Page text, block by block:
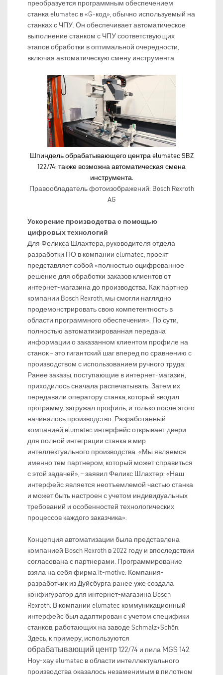
преобразуется программным обеспечением
станка elumatec в «G-код», обычно используемый на
станках с ЧПУ. Он обеспечивает автоматическое
выполнение станком с ЧПУ соответствующих
этапов обработки в оптимальной очередности,
включая автоматическую смену инструмента.
Шпиндель обрабатывающего центра elumatec SBZ
122/74: также возможна автоматическая смена
инструмента.
Правообладатель фотоизображений: Bosch Rexroth
AG
Ускорение производства с помощью
цифровых технологий
Для Феликса Шлахтера, руководителя отдела
разработки ПО в компании elumatec, проект
представляет собой «полностью оцифрованное
решение для обработки заказов клиентов от
интернет-магазина до производства. Как партнер
компании Bosch Rexroth, мы смогли наглядно
продемонстрировать свою компетентность в
области программного обеспечения». По сути,
полностью автоматизированная передача
информации о заказанном клиентом профиле на
станок – это гигантский шаг вперед по сравнению с
производством с использованием ручного труда:
Ранее заказы, поступающие в интернет-магазин,
приходилось сначала распечатывать. Затем их
передавали оператору станка, который вводил
программу, загружал профиль, и только после этого
начиналось производство. Разработанный
компанией elumatec интерфейс открывает двери
для полной интеграции станка в мир
интеллектуального производства. «Мы являемся
именно тем партнером, который может справиться
с этой задачей», – заявил Феликс Шлахтер: «Наш
интерфейс является неотъемлемой частью станка
и может быть настроен с учетом индивидуальных
требований и особенностей технологических
процессов каждого заказчика».
Концепция автоматизации была представлена
компанией Bosch Rexroth в 2022 году и впоследствии
согласована с партнерами. Программирование
взяла на себя фирма it-motive. Компания-
разработчик из Дуйсбурга ранее уже создала
конфигуратор для интернет-магазина Bosch
Rexroth. В компании elumatec коммуникационный
интерфейс был адаптирован с учетом специфики
станков, работающих на заводе Schmalz+Schön.
Здесь, к примеру, используются
обрабатывающий центр 122/74 и пила MGS 142.
Ноу-хау elumatec в области интеллектуального
производства оказалось незаменимым в пилотном